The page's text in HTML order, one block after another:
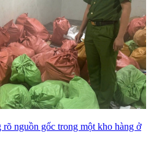
nguồn gốc trong một kho hàng ở